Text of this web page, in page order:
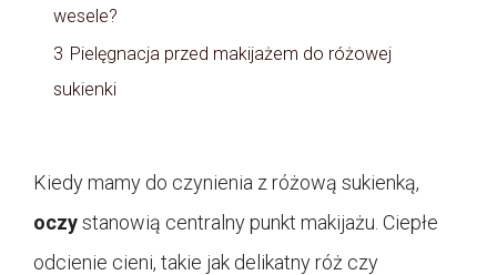
wesele?
3 Pielęgnacja przed makijażem do różowej
sukienki
Kiedy mamy do czynienia z różową sukienką,
oczystanowią centralny punkt makijażu. Ciepłe
odcienie cieni, takie jak delikatny róż czy